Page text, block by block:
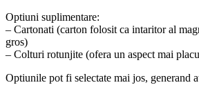
Optiuni suplimentare:
– Cartonati (carton folosit ca intaritor al
gros)
– Colturi rotunjite (ofera un aspect mai
Optiunile pot fi selectate mai jos, generand